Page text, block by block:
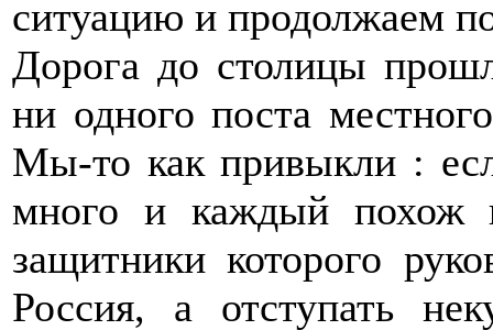
ситуацию и продолжаем
Дорога до столицы
ни одного поста
Мы-то как привыкли :
много и каждый похож
защитники которого
Россия, а отступать